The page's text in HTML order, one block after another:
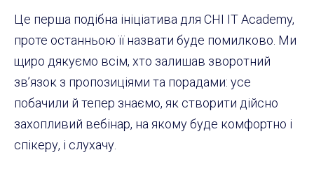
Це перша подібна ініціатива для CHI IT Academy,
проте останньою її назвати буде помилково. Ми
щиро дякуємо всім, хто залишав зворотний
зв’язок з пропозиціями та порадами: усе
побачили й тепер знаємо, як створити дійсно
захопливий вебінар, на якому буде комфортно і
спікеру, і слухачу.